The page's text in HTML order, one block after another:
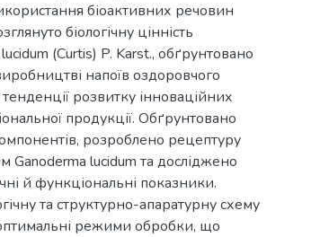
біоактивних речовин
біологічну цінність
(Curtis) P. Karst., обґрунтовано
напоїв оздоровчого
розвитку інноваційних
продукції. Обґрунтовано
розроблено рецептуру
Ganoderma lucidum та досліджено
й функціональні показники.
та структурно-апаратурну схему
режими обробки, що